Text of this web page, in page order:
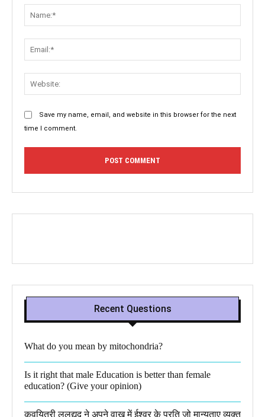
Save my name, email, and website in this browser for the next
time I comment.
Recent Questions
What do you mean by mitochondria?​
Is it right that male Education is better than female
education? (Give your opinion)
कवयित्री ललद्यद ने अपने वाख में ईश्वर के प्रति जो मान्यताए व्यक्त